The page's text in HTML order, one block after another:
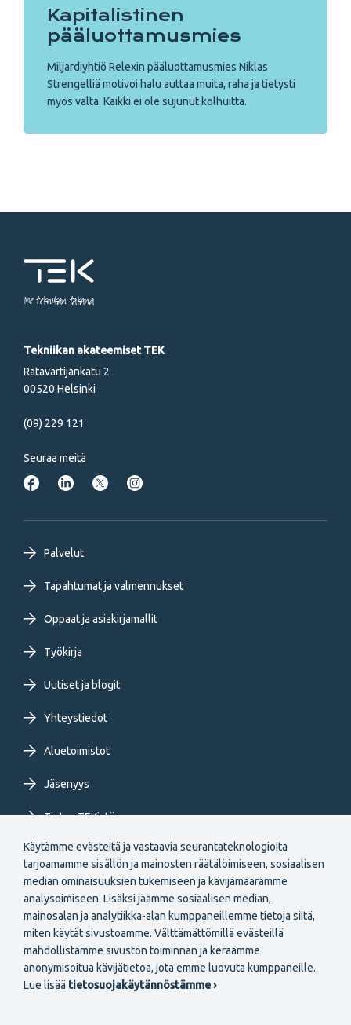
Käytämme evästeitä ja vastaavia seurantateknologioita
tarjoamamme sisällön ja mainosten räätälöimiseen, sosiaalisen
median ominaisuuksien tukemiseen ja kävijämäärämme
analysoimiseen. Lisäksi jaamme sosiaalisen median,
mainosalan ja analytiikka-alan kumppaneillemme tietoja siitä,
miten käytät sivustoamme. Välttämättömillä evästeillä
mahdollistamme sivuston toiminnan ja keräämme
anonymisoitua kävijätietoa, jota emme luovuta kumppaneille.
Lue lisää tietosuojakäytännöstämme ›
Kapitalistinen
pääluottamusmies
Miljardiyhtiö Relexin pääluottamusmies Niklas
Strengelliä motivoi halu auttaa muita, raha ja tietysti
myös valta. Kaikki ei ole sujunut kolhuitta.
Me tekniikan takana
Tekniikan akateemiset TEK
Ratavartijankatu 2
00520 Helsinki
(09) 229 121
Seuraa meitä
Footer
primary
menu
FI
Palvelut
Tapahtumat ja valmennukset
Oppaat ja asiakirjamallit
Työkirja
Uutiset ja blogit
Yhteystiedot
Aluetoimistot
Jäsenyys
Tietoa TEKistä
Extranet
Secondary
Liity jäseneksi